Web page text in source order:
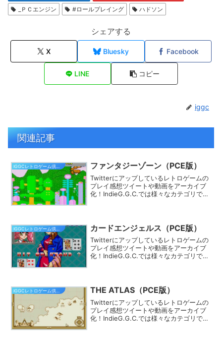
_ＰＣエンジン
#ロールプレイング ハドソン
シェアする
X Bluesky Facebook
LINE コピー
iggc
関連記事
IGGCレトロゲーム倶楽部 ファンタジーゾーン（PCE版）
Twitterにアップしているレトロゲームの
プレイ感想ツイートや動画をアーカイブ
化！IndieG.G.C.では様々なカテゴリでプ
カードエンジェルス（PCE版）
Twitterにアップしているレトロゲームの
プレイ感想ツイートや動画をアーカイブ
化！IndieG.G.C.では様々なカテゴリでプ
THE ATLAS（PCE版）
Twitterにアップしているレトロゲームの
プレイ感想ツイートや動画をアーカイブ
化！IndieG.G.C.では様々なカテゴリでプ